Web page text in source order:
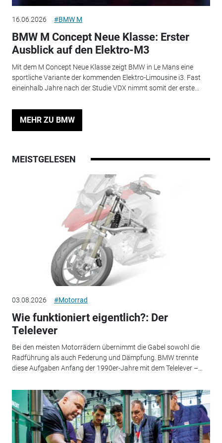
16.06.2026 #BMW M
BMW M Concept Neue Klasse: Erster
Ausblick auf den Elektro-M3
Mit dem M Concept Neue Klasse zeigt BMW in Le Mans eine
sportliche Variante der kommenden Elektro-Limousine i3. Fast
eineinhalb Jahre nach der Studie VDX nimmt somit der erste...
MEHR ZU BMW
MEISTGELESEN
03.08.2026 #Motorrad
Wie funktioniert eigentlich?: Der
Telelever
Bei den meisten Motorrädern übernimmt die Gabel sowohl die
Radführung als auch Federung und Dämpfung. BMW trennte
diese Aufgaben Anfang der 1990er-Jahre mit dem Telelever –...